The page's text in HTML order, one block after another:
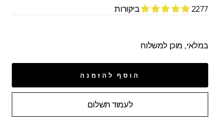
2277 ביקורות
במלאי, מוכן למשלוח
הוסף להזמנה
לעמוד תשלום